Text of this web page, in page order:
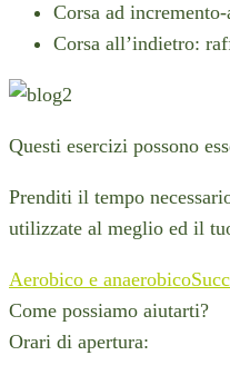
Corsa ad
Corsa all’indietro:
Questi esercizi possono
Prenditi il tempo
utilizzate al meglio ed il
Aerobico e anaerobico
Come possiamo aiutarti?
Orari di apertura: